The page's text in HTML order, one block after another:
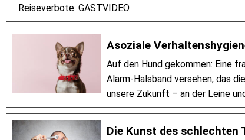
Reiseverbote. GASTVIDEO.
Asoziale
Auf den Hund gekommen: Eine
Alarm-Halsband versehen, das
unsere Zukunft – an der Leine
Die Kunst des schlechten